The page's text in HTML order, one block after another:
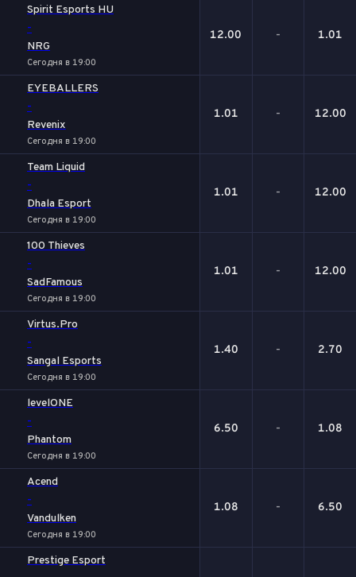
Spirit Esports HU
-
NRG
Сегодня в 19:00
12.00 - 1.01
EYEBALLERS
-
Revenix
Сегодня в 19:00
1.01 - 12.00
Team Liquid
-
Dhala Esport
Сегодня в 19:00
1.01 - 12.00
100 Thieves
-
SadFamous
Сегодня в 19:00
1.01 - 12.00
Virtus.Pro
-
Sangal Esports
Сегодня в 19:00
1.40 - 2.70
levelONE
-
Phantom
Сегодня в 19:00
6.50 - 1.08
Acend
-
Vandulken
Сегодня в 19:00
1.08 - 6.50
Prestige Esport